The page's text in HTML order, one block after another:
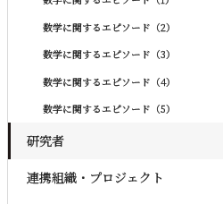
数学に関するエピソード（2）
数学に関するエピソード（3）
数学に関するエピソード（4）
数学に関するエピソード（5）
研究者
連携組織・プロジェクト